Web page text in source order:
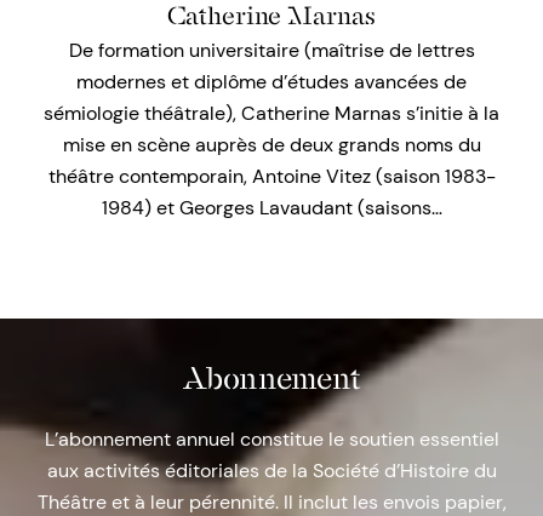
Catherine Marnas
De formation universitaire (maîtrise de lettres
modernes et diplôme d’études avancées de
sémiologie théâtrale), Catherine Marnas s’initie à la
mise en scène auprès de deux grands noms du
théâtre contemporain, Antoine Vitez (saison 1983-
1984) et Georges Lavaudant (saisons…
Abonnement
L’abonnement annuel constitue le soutien essentiel
aux activités éditoriales de la Société d’Histoire du
Théâtre et à leur pérennité. Il inclut les envois papier,